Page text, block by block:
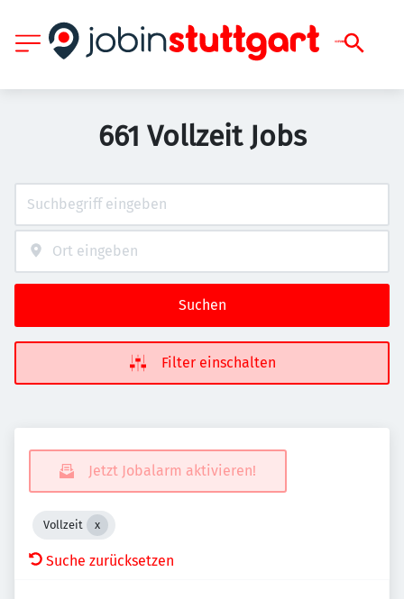
661 Vollzeit Jobs
Suchen
Filter einschalten
Jetzt Jobalarm aktivieren!
Vollzeit
Suche zurücksetzen